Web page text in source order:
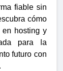
fiable sin
cómo
hosting y
para la
futuro con